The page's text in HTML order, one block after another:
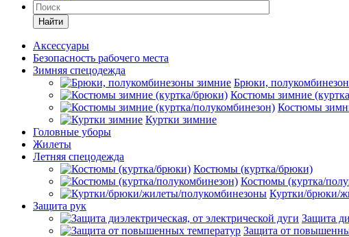
Найти
Аксессуары
Безопасность рабочего места
Зимняя спецодежда
Брюки,
Костюмы зимние
Костюмы
Куртки зимние
Головные уборы
Жилеты
Летняя спецодежда
Костюмы (куртка/брюки)
Костюмы (куртка/
Куртки/брюки/
Защита рук
Защита
Защита от